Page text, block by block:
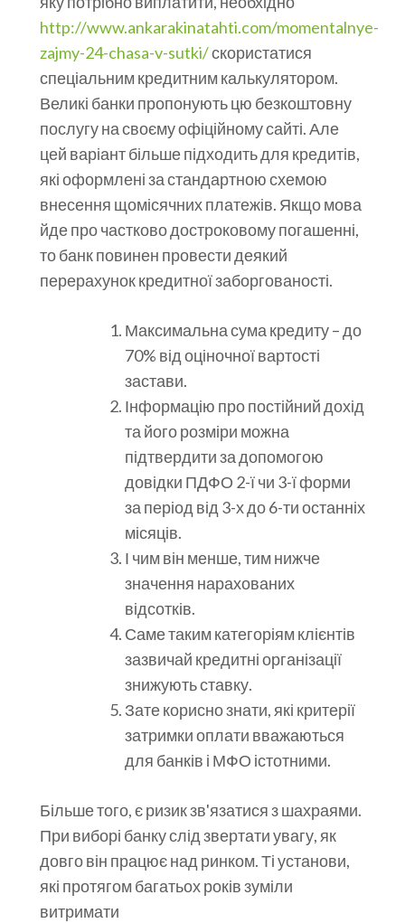
http://www.ankarakinatahti.com/momentalnye-
zajmy-24-chasa-v-sutki/скористатися
спеціальним кредитним калькулятором.
Великі банки пропонують цю безкоштовну
послугу на своєму офіційному сайті. Але
цей варіант більше підходить для кредитів,
які оформлені за стандартною схемою
внесення щомісячних платежів. Якщо мова
йде про частково достроковому погашенні,
то банк повинен провести деякий
перерахунок кредитної заборгованості.
Максимальна сума кредиту – до
70% від оціночної вартості
застави.
Інформацію про постійний дохід
та його розміри можна
підтвердити за допомогою
довідки ПДФО 2-ї чи 3-ї форми
за період від 3-х до 6-ти останніх
місяців.
І чим він менше, тим нижче
значення нарахованих
відсотків.
Саме таким категоріям клієнтів
зазвичай кредитні організації
знижують ставку.
Зате корисно знати, які критерії
затримки оплати вважаються
для банків і МФО істотними.
Більше того, є ризик зв'язатися з шахраями.
При виборі банку слід звертати увагу, як
довго він працює над ринком. Ті установи,
які протягом багатьох років зуміли
витримати